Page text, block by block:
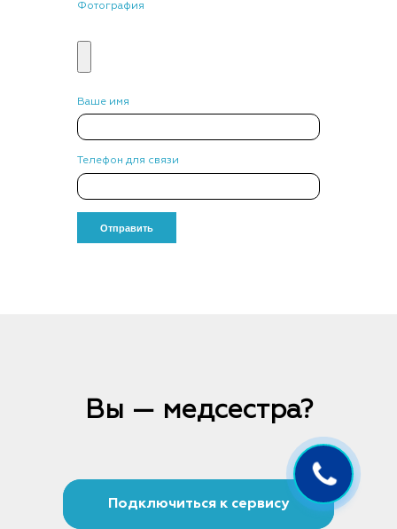
Фотография
Ваше имя
Телефон для связи
Вы — медсестра?
Подключиться к сервису